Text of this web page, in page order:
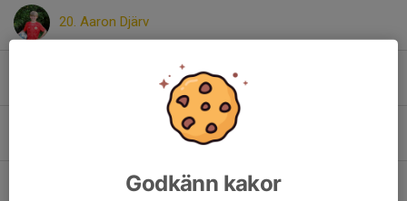
20. Aaron Djärv
22. Abiseal Tekleyohannes
11. Jachin Goh Nounkeu
Godkänn kakor